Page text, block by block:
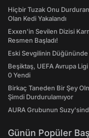
Hiçbir Tuzak Onu
Olan Kedi Yakalandı
Exxen'in Sevilen Dizisi
Resmen Başladı!
Eski Sevgilinin Düğününde
Beşiktaş, UEFA Avrupa
0 Yendi
Birkaç Taneden Bir Şey
Şimdi Durdurulamıyor
AURA Grubunun
Günün Popüler